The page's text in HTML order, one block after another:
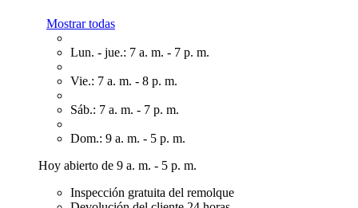
Mostrar todas
Lun. - jue.: 7 a. m. - 7 p. m.
Vie.: 7 a. m. - 8 p. m.
Sáb.: 7 a. m. - 7 p. m.
Dom.: 9 a. m. - 5 p. m.
Hoy abierto de 9 a. m. - 5 p. m.
Inspección gratuita del remolque